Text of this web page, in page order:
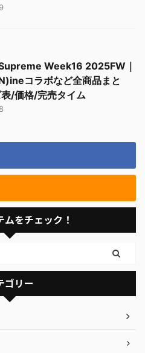
Supreme Week16 2025FW｜
コラボなど全商品まと
/価格/完売タイム
ムをチェック！
ゴリー